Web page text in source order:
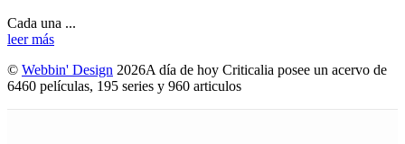
Cada una ...
leer más
© Webbin' Design 2026A día de hoy Criticalia posee un acervo de
6460 películas, 195 series y 960 articulos